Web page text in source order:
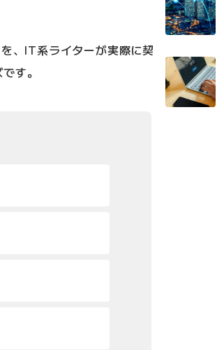
、IT系ライターが実際に契
す。